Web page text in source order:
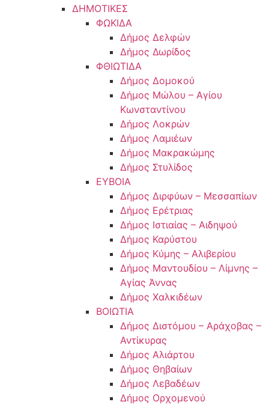
ΔΗΜΟΤΙΚΕΣ
ΦΩΚΙΔΑ
Δήμος Δελφών
Δήμος Δωρίδος
ΦΘΙΩΤΙΔΑ
Δήμος Δομοκού
Δήμος Μώλου – Αγίου
Κωνσταντίνου
Δήμος Λοκρών
Δήμος Λαμιέων
Δήμος Μακρακώμης
Δήμος Στυλίδος
ΕΥΒΟΙΑ
Δήμος Διρφύων – Μεσσαπίων
Δήμος Ερέτριας
Δήμος Ιστιαίας – Αιδηψού
Δήμος Καρύστου
Δήμος Κύμης – Αλιβερίου
Δήμος Μαντουδίου – Λίμνης –
Αγίας Άννας
Δήμος Χαλκιδέων
ΒΟΙΩΤΙΑ
Δήμος Διστόμου – Αράχοβας –
Αντίκυρας
Δήμος Αλιάρτου
Δήμος Θηβαίων
Δήμος Λεβαδέων
Δήμος Ορχομενού